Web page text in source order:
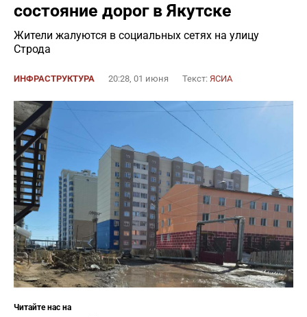
состояние дорог в Якутске
Жители жалуются в социальных сетях на улицу
Строда
ИНФРАСТРУКТУРА 20:28, 01 июня Текст: ЯСИА
Читайте нас на